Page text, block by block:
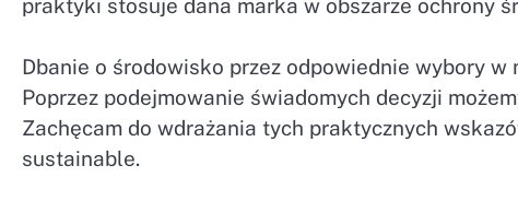
praktyki stosuje dana marka w obszarze ochrony
Dbanie o środowisko przez odpowiednie wybory
Poprzez podejmowanie świadomych decyzji
Zachęcam do wdrażania tych praktycznych
sustainable.